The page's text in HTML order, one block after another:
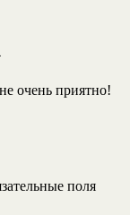
очень приятно!
поля